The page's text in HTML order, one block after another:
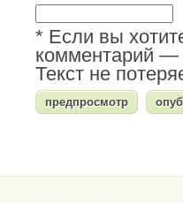
* Если вы
комментарий —
Текст не